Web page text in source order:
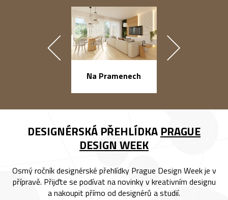
Na Pramenech
DESIGNÉRSKÁ PŘEHLÍDKA PRAGUE
DESIGN WEEK
Osmý ročník designérské přehlídky Prague Design Week je v
přípravě. Přijďte se podívat na novinky v kreativním designu
a nakoupit přímo od designérů a studií.